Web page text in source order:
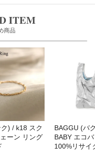
ITEM
商品
) / k18 スク
ーン リング
BAGGU (バ
BABY エコ
100%リサイ